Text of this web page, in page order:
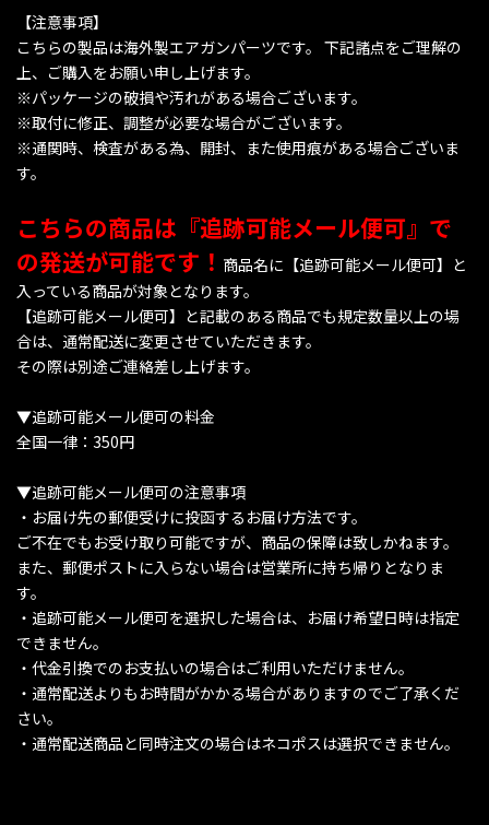
【注意事項】
こちらの製品は海外製エアガンパーツです。 下記諸点をご理解の
上、ご購入をお願い申し上げます。
※パッケージの破損や汚れがある場合ございます。
※取付に修正、調整が必要な場合がございます。
※通関時、検査がある為、開封、また使用痕がある場合ございま
す。
こちらの商品は『追跡可能メール便可』で
の発送が可能です！ 商品名に【追跡可能メール便可】と
入っている商品が対象となります。
【追跡可能メール便可】と記載のある商品でも規定数量以上の場
合は、通常配送に変更させていただきます。
その際は別途ご連絡差し上げます。
▼追跡可能メール便可の料金
全国一律：350円
▼追跡可能メール便可の注意事項
・お届け先の郵便受けに投函するお届け方法です。
ご不在でもお受け取り可能ですが、商品の保障は致しかねます。
また、郵便ポストに入らない場合は営業所に持ち帰りとなりま
す。
・追跡可能メール便可を選択した場合は、お届け希望日時は指定
できません。
・代金引換でのお支払いの場合はご利用いただけません。
・通常配送よりもお時間がかかる場合がありますのでご了承くだ
さい。
・通常配送商品と同時注文の場合はネコポスは選択できません。